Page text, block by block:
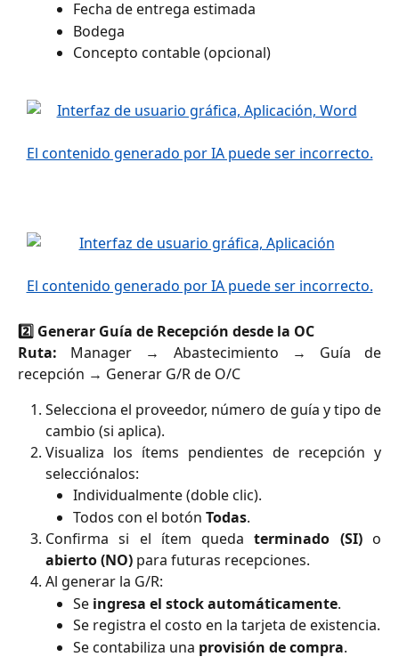
Fecha de entrega estimada
Bodega
Concepto contable (opcional)
2️⃣ Generar Guía de Recepción desde la OC
Ruta: Manager → Abastecimiento → Guía de
recepción → Generar G/R de O/C
Selecciona el proveedor, número de guía y tipo de
cambio (si aplica).
Visualiza los ítems pendientes de recepción y
selecciónalos:
Individualmente (doble clic).
Todos con el botón Todas.
Confirma si el ítem quedaterminado (SI)o
abierto (NO) para futuras recepciones.
Al generar la G/R:
Se ingresa el stock automáticamente.
Se registra el costo en la tarjeta de existencia.
Se contabiliza una provisión de compra.